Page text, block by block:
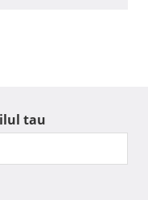
tau